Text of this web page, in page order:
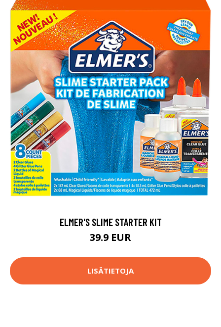
ELMER'S SLIME STARTER KIT
39.9 EUR
LISÄTIETOJA